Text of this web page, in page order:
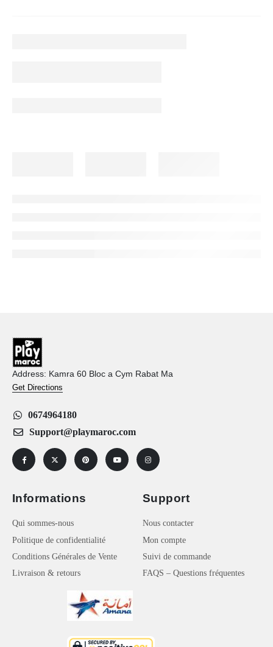
Address: Kamra 60 Bloc a Cym Rabat Ma
Get Directions
0674964180
Support@playmaroc.com
Informations
Qui sommes-nous
Politique de confidentialité
Conditions Générales de Vente
Livraison & retours
Support
Nous contacter
Mon compte
Suivi de commande
FAQS – Questions fréquentes